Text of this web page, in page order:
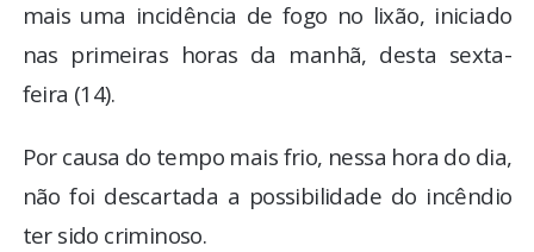
mais uma incidência de fogo no lixão, iniciado
nas primeiras horas da manhã, desta sexta-
feira (14).
Por causa do tempo mais frio, nessa hora do dia,
não foi descartada a possibilidade do incêndio
ter sido criminoso.